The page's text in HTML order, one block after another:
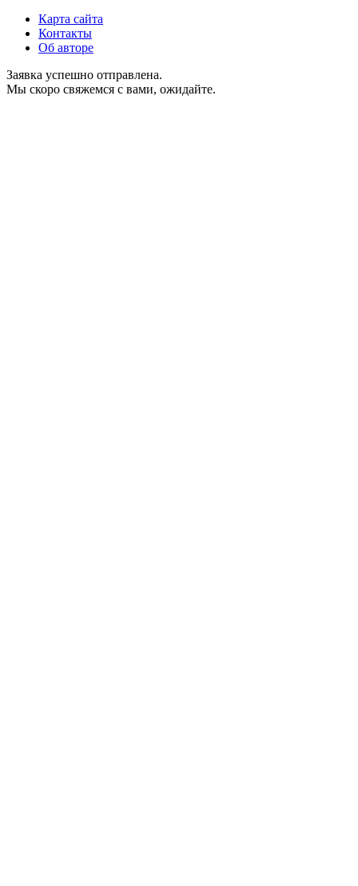
Карта сайта
Контакты
Об авторе
Заявка успешно отправлена.
Мы скоро свяжемся с вами, ожидайте.